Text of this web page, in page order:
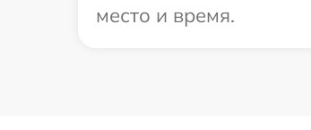
место и время.